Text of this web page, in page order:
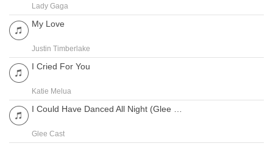
Lady Gaga
My Love
Justin Timberlake
I Cried For You
Katie Melua
Glee Cast